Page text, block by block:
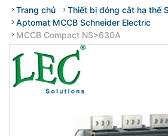
Trang chủ
Thiết bị đóng cắt hạ thế
Aptomat MCCB Schneider Electric
MCCB Compact NS>630A